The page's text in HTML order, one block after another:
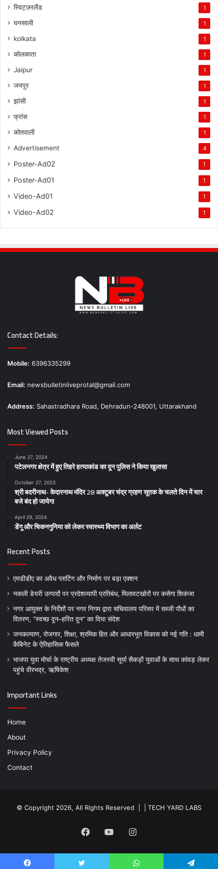
स्विट्ज़रलैंड 1
घनसाली 1
kolkata 1
कोलकाता 1
Jaipur 1
जयपुर 1
झांसी 1
फ्रांस 1
कोतवाली 1
Advertisement 4
Poster-Ad02 1
Poster-Ad01 1
Video-Ad01 1
Video-Ad02 1
Contact Details:
Mobile: 6396335299
Email: newsbulletinliveprotal@gmail.com
Address: Sahastradhara Road, Dehradun-248001, Uttarakhand
Most Viewed Posts
June 27, 2024
पटेलनगर क्षेत्र में हुए तिहरे हत्याकांड का दून पुलिस ने किया खुलासा
October 27, 2023
श्री बदरीनाथ- केदारनाथ मंदिर 28 अक्टूबर चंद्र ग्रहण सूतक के चलते दिन में चार
बजे बंद हो जायेगा
April 29, 2024
डेंगू और चिकनगुनिया को लेकर स्वास्थ्य विभाग का अर्लट
Recent Posts
एमडीडीए का अवैध प्लाटिंग और निर्माण पर बड़ा एक्शन
नकली डेयरी उत्पादों पर प्रदेशव्यापी प्रतिबंध, मिलावटखोरों पर कसेगा शिकंजा
नगर आयुक्त के निर्देशों पर नगर निगम द्वारा सचिवालय परिसर में सब्जी पौधों का
वितरण, “स्वच्छ दून–हरित दून” का दिया संदेश
जनकल्याण, रोजगार, शिक्षा, श्रमिक हित और आधारभूत विकास को नई गति : धामी
कैबिनेट के ऐतिहासिक फैसले
भाजपा युवा मोर्चा के राष्ट्रीय अध्यक्ष तेजस्वी सूर्या सैकड़ों युवाओं के साथ कांवड़ लेकर
पहुंचे वीरभद्र, ऋषिकेश
Important Links
Home
About
Privacy Policy
Contact
© Copyright 2026, All Rights Reserved | | TECH YARD LABS
Facebook
YouTubeInstagram